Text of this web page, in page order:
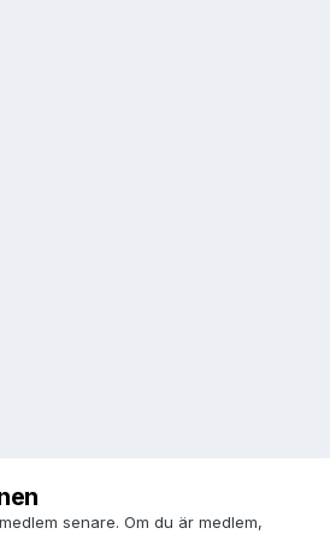
senare. Om du är medlem,